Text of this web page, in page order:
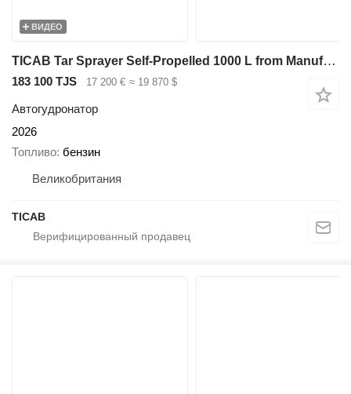
ВИДЕО
TICAB Tar Sprayer Self-Propelled 1000 L from Manufacturer(on the trail
183 100 TJS 17 200 € ≈ 19 870 $
Автогудронатор
2026
Топливо бензин
Великобритания
TICAB